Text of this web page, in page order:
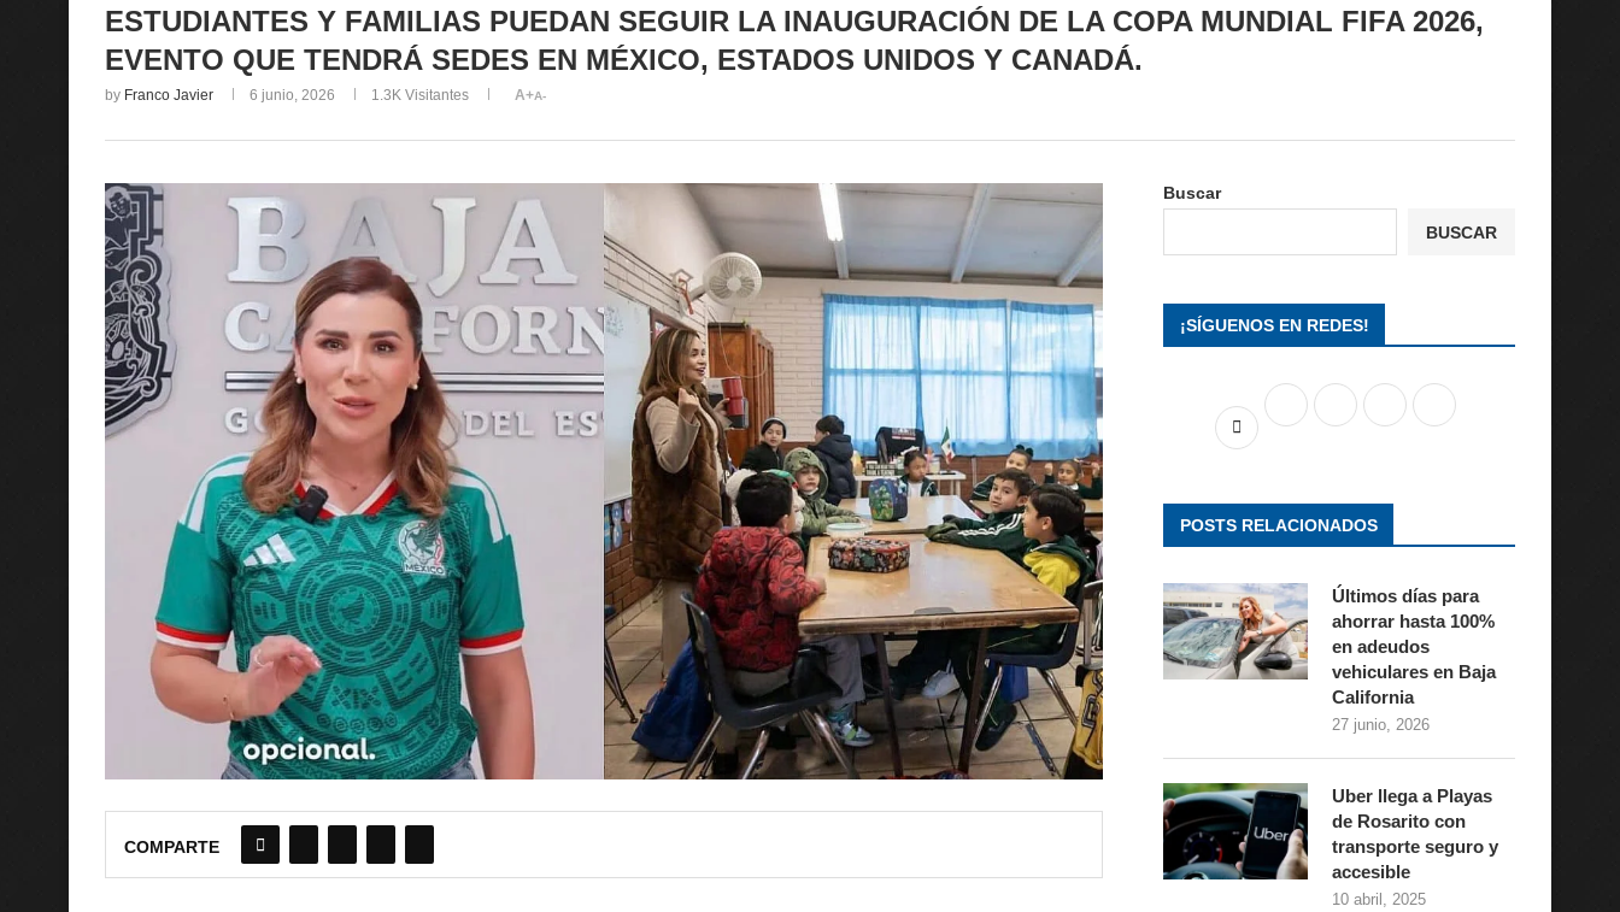
ESTUDIANTES Y FAMILIAS PUEDAN SEGUIR LA INAUGURACIÓN DE LA COPA MUNDIAL FIFA 2026,
EVENTO QUE TENDRÁ SEDES EN MÉXICO, ESTADOS UNIDOS Y CANADÁ.
by Franco Javier 6 junio, 2026 1.3K Visitantes A+A-
COMPARTE
Buscar
BUSCAR
¡SÍGUENOS EN REDES!
POSTS RELACIONADOS
Últimos días para
ahorrar hasta 100%
en adeudos
vehiculares en Baja
California
27 junio, 2026
Uber llega a Playas
de Rosarito con
transporte seguro y
accesible
10 abril, 2025